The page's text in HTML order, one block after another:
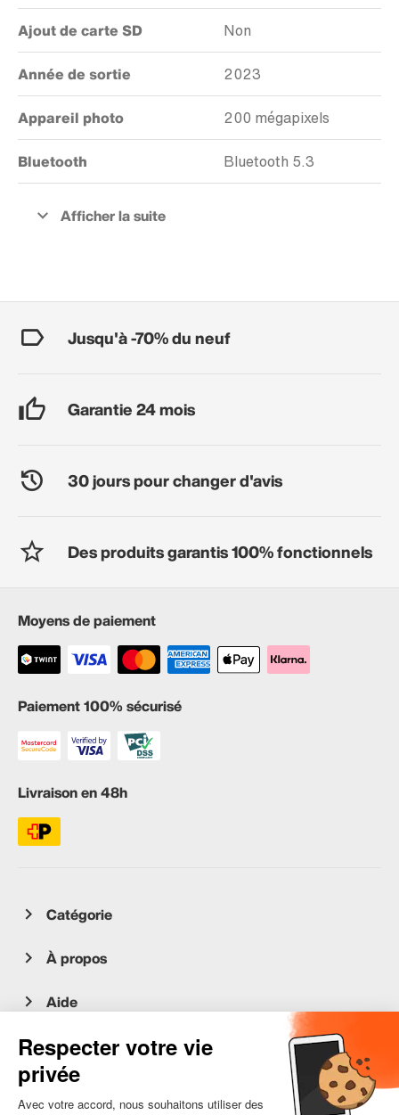
Ajout de carte SD Non
Année de sortie 2023
Appareil photo 200 mégapixels
Bluetooth Bluetooth 5.3
Jusqu'à -70% du neuf
Garantie 24 mois
30 jours pour changer d'avis
Des produits garantis 100% fonctionnels
Moyens de paiement
Paiement 100% sécurisé
Livraison en 48h
Catégorie
À propos
Aide
Service client
occasion.migros.mobile@recommerce.com